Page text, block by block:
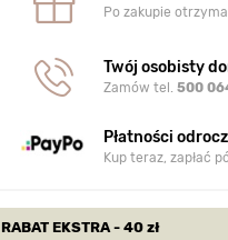
Po zakupie
Twój osobisty
Zamów tel.500
Płatności
Kup teraz, zapłać
RABAT EKSTRA - 40 zł